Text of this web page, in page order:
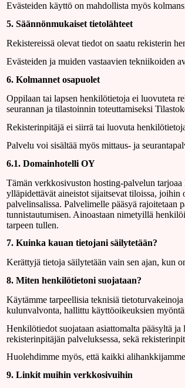
Evästeiden käyttö on mahdollista myös
5. Säännönmukaiset tietolähteet
Rekistereissä olevat tiedot on saatu rekisterin
Evästeiden ja muiden vastaavien tekniikoiden
6. Kolmannet osapuolet
Oppilaan tai lapsen henkilötietoja ei luovuteta
seurannan ja tilastoinnin toteuttamiseksi
Rekisterinpitäjä ei siirrä tai luovuta
Palvelu voi sisältää myös mittaus- ja
6.1. Domainhotelli OY
Tämän verkkosivuston hosting-palvelun
ylläpidettävät aineistot sijaitsevat tiloissa, joihin
palvelinsalissa. Palvelimelle pääsyä
tunnistautumisen. Ainoastaan nimetyillä
tarpeen tullen.
7. Kuinka kauan tietojani säilytetään?
Kerättyjä tietoja säilytetään vain sen ajan, kun
8. Miten henkilötietoni suojataan?
Käytämme tarpeellisia teknisiä
kulunvalvonta, hallittu käyttöoikeuksien
Henkilötiedot suojataan asiattomalta pääsyltä
rekisterinpitäjän palveluksessa, sekä
Huolehdimme myös, että kaikki
9. Linkit muihin verkkosivuihin